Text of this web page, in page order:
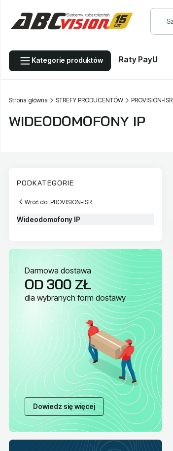
Kategorie produktów Raty PayU
Strona główna STREFY PRODUCENTÓW PROVISION-ISR
WIDEODOMOFONY IP
PODKATEGORIE
Wróć do: PROVISION-ISR
Wideodomofony IP
Darmowa dostawa
OD 300 ZŁ
dla wybranych form dostawy
Dowiedz się więcej